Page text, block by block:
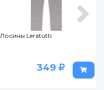
Лосины Leratutti
349